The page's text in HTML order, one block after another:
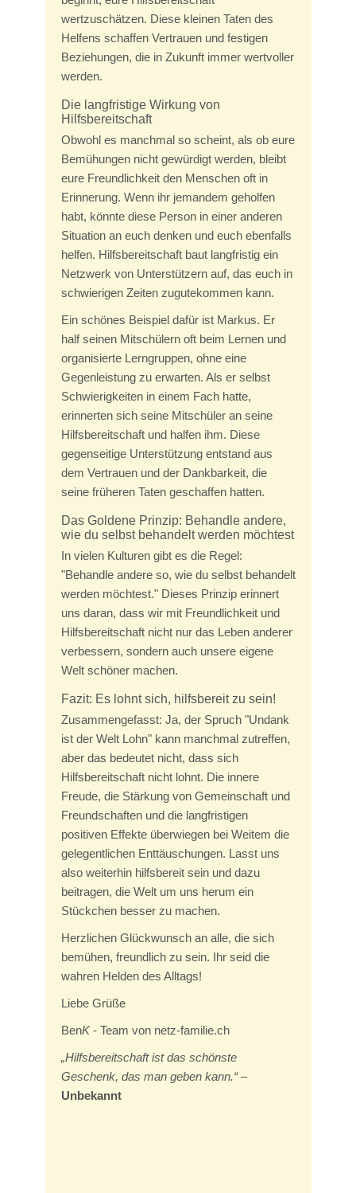
wertzuschätzen. Diese kleinen Taten des
Helfens schaffen Vertrauen und festigen
Beziehungen, die in Zukunft immer wertvoller
werden.
Die langfristige Wirkung von
Hilfsbereitschaft
Obwohl es manchmal so scheint, als ob eure
Bemühungen nicht gewürdigt werden, bleibt
eure Freundlichkeit den Menschen oft in
Erinnerung. Wenn ihr jemandem geholfen
habt, könnte diese Person in einer anderen
Situation an euch denken und euch ebenfalls
helfen. Hilfsbereitschaft baut langfristig ein
Netzwerk von Unterstützern auf, das euch in
schwierigen Zeiten zugutekommen kann.
Ein schönes Beispiel dafür ist Markus. Er
half seinen Mitschülern oft beim Lernen und
organisierte Lerngruppen, ohne eine
Gegenleistung zu erwarten. Als er selbst
Schwierigkeiten in einem Fach hatte,
erinnerten sich seine Mitschüler an seine
Hilfsbereitschaft und halfen ihm. Diese
gegenseitige Unterstützung entstand aus
dem Vertrauen und der Dankbarkeit, die
seine früheren Taten geschaffen hatten.
Das Goldene Prinzip: Behandle andere,
wie du selbst behandelt werden möchtest
In vielen Kulturen gibt es die Regel:
"Behandle andere so, wie du selbst behandelt
werden möchtest." Dieses Prinzip erinnert
uns daran, dass wir mit Freundlichkeit und
Hilfsbereitschaft nicht nur das Leben anderer
verbessern, sondern auch unsere eigene
Welt schöner machen.
Fazit: Es lohnt sich, hilfsbereit zu sein!
Zusammengefasst: Ja, der Spruch "Undank
ist der Welt Lohn" kann manchmal zutreffen,
aber das bedeutet nicht, dass sich
Hilfsbereitschaft nicht lohnt. Die innere
Freude, die Stärkung von Gemeinschaft und
Freundschaften und die langfristigen
positiven Effekte überwiegen bei Weitem die
gelegentlichen Enttäuschungen. Lasst uns
also weiterhin hilfsbereit sein und dazu
beitragen, die Welt um uns herum ein
Stückchen besser zu machen.
Herzlichen Glückwunsch an alle, die sich
bemühen, freundlich zu sein. Ihr seid die
wahren Helden des Alltags!
Liebe Grüße
BenK- Team von netz-familie.ch
„Hilfsbereitschaft ist das schönste
Geschenk, das man geben kann.“–
Unbekannt